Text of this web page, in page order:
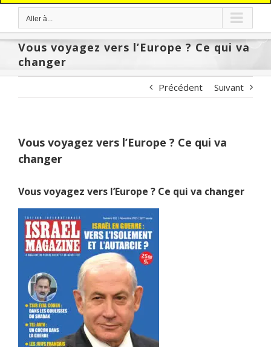
Aller à...
Vous voyagez vers l’Europe ? Ce qui va
changer
Précédent Suivant
Vous voyagez vers l’Europe ? Ce qui va
changer
Vous voyagez vers l’Europe ? Ce qui va changer